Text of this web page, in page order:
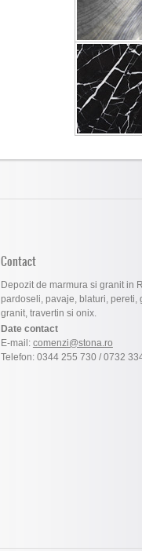
Contact
Depozit de marmura si granit in
pardoseli, pavaje, blaturi, pereti,
granit, travertin si onix.
Date contact
E-mail: comenzi@stona.ro
Telefon: 0344 255 730 / 0732